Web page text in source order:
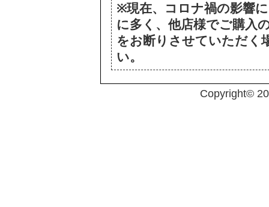
※現在、コロナ禍の影響
に多く、他店様でご購入
をお断りさせていただく
い。
Copyright©